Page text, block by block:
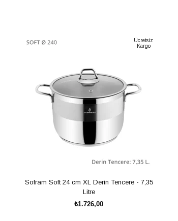
Ücretsiz
Kargo
Sofram Soft 24 cm XL Derin Tencere - 7,35
Litre
₺1.726,00